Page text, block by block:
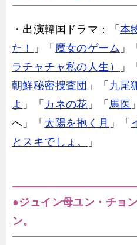
・出演韓国ドラマ：「 本
た！
」「 魔女のゲーム 」「
ラチャチャ私の人生）
」「
朝鮮秘密捜査団 」「 九尾
よ 」「 カネの花 」「 馬医
へ」「 太陽を抱く月 」「
とスキでしょ。
」
●ジュイン母ユン・チョ
ン。